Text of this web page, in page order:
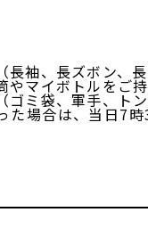
長袖、長ズボン、
やマイボトルをご
ゴミ袋、軍手、ト
た場合は、当日7